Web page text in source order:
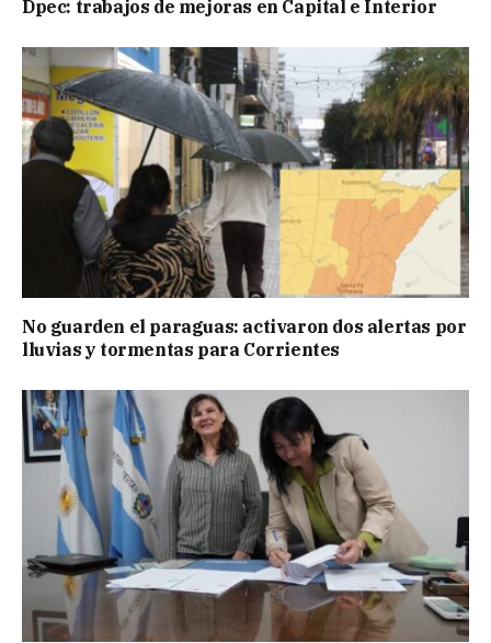
Dpec: trabajos de mejoras en Capital e Interior
No guarden el paraguas: activaron dos alertas por
lluvias y tormentas para Corrientes